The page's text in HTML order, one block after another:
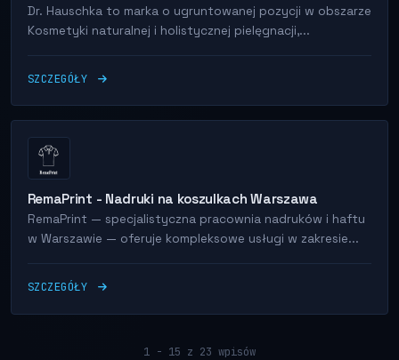
Dr. Hauschka to marka o ugruntowanej pozycji w obszarze
Kosmetyki naturalnej i holistycznej pielęgnacji,...
SZCZEGÓŁY
RemaPrint - Nadruki na koszulkach Warszawa
RemaPrint — specjalistyczna pracownia nadruków i haftu
w Warszawie — oferuje kompleksowe usługi w zakresie...
SZCZEGÓŁY
1 - 15 z 23 wpisów